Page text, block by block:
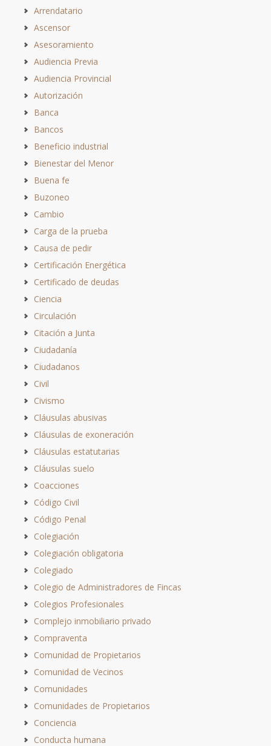
Arrendatario
Ascensor
Asesoramiento
Audiencia Previa
Audiencia Provincial
Autorización
Banca
Bancos
Beneficio industrial
Bienestar del Menor
Buena fe
Buzoneo
Cambio
Carga de la prueba
Causa de pedir
Certificación Energética
Certificado de deudas
Ciencia
Circulación
Citación a Junta
Ciudadanía
Ciudadanos
Civil
Civismo
Cláusulas abusivas
Cláusulas de exoneración
Cláusulas estatutarias
Cláusulas suelo
Coacciones
Código Civil
Código Penal
Colegiación
Colegiación obligatoria
Colegiado
Colegio de Administradores de Fincas
Colegios Profesionales
Complejo inmobiliario privado
Compraventa
Comunidad de Propietarios
Comunidad de Vecinos
Comunidades
Comunidades de Propietarios
Conciencia
Conducta humana